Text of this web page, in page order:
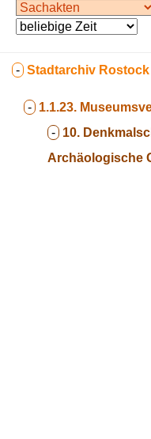
- Stadtarchiv Rostock
- 1.1.23.
- 10.
Archäologische